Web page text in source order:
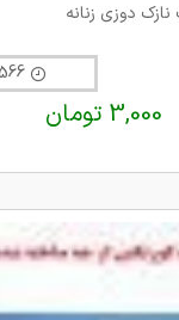
دوزی زنانه
2566 روز پیش
3,000 تومان